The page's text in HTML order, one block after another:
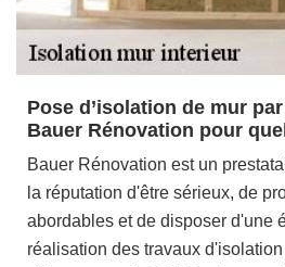
Pose d’isolation de mur
Bauer Rénovation pour
Bauer Rénovation est un
la réputation d'être sérieux, de
abordables et de disposer d'une
réalisation des travaux